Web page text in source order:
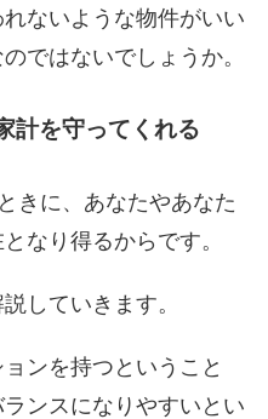
ないような物件がいい
ではないでしょうか。
計を守ってくれる
きに、あなたやあなた
なり得るからです。
していきます。
ンを持つということ
ンスになりやすいとい